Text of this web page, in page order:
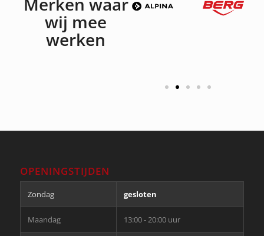
wij mee
werken
OPENINGSTIJDEN
Zondag gesloten
Maandag 13:00 - 20:00 uur